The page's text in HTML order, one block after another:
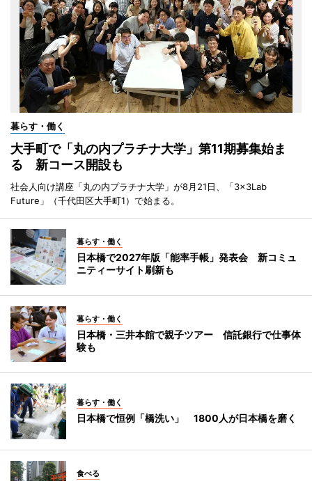
暮らす・働く
大手町で「丸の内プラチナ大学」第11期募集始ま
る 新コース開設も
社会人向け講座「丸の内プラチナ大学」が8月21日、「3×3Lab
Future」（千代田区大手町1）で始まる。
暮らす・働く
日本橋で2027年版「能率手帳」発表会 新コミュ
ニティーサイト刷新も
暮らす・働く
日本橋・三井本館で親子ツアー 信託銀行で仕事体
験も
暮らす・働く
日本橋で恒例「橋洗い」 1800人が日本橋を磨く
食べる